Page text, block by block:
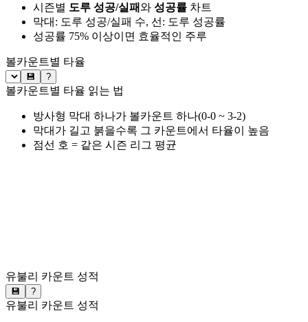
시즌별 도루 성공/실패와 성공률 차트
막대: 도루 성공/실패 수, 선: 도루 성공률
성공률 75% 이상이면 효율적인 주루
볼카운트별 타율
💾 ?
볼카운트별 타율 읽는 법
방사형 막대 하나가 볼카운트 하나(0-0 ~ 3-2)
막대가 길고 붉을수록 그 카운트에서 타율이 높음
점선 호 = 같은 시즌 리그 평균
유불리 카운트 성적
💾 ?
유불리 카운트 성적